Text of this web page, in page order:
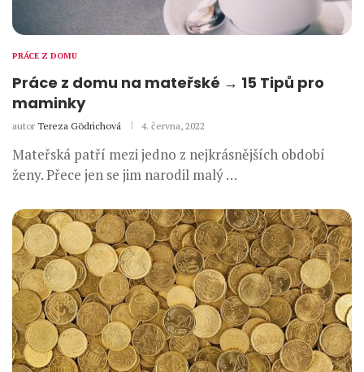
PRÁCE Z DOMU
Práce z domu na mateřské → 15 Tipů pro
maminky
autor Tereza Gödrichová 4. června, 2022
Mateřská patří mezi jedno z nejkrásnějších období
ženy. Přece jen se jim narodil malý …